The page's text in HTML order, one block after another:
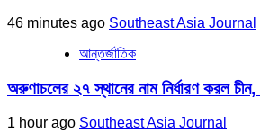
46 minutes ago Southeast Asia Journal
আন্তর্জাতিক
অরুণাচলের ২৭ স্থানের নাম নির্ধারণ করল চীন,
1 hour ago Southeast Asia Journal